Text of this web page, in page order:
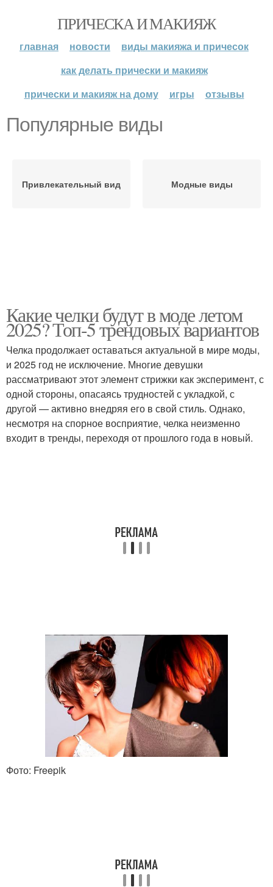
ПРИЧЕСКА И МАКИЯЖ
главная новости
виды макияжа и причесок
как делать прически и макияж
прически и макияж на дому
игры отзывы
Популярные виды
Привлекательный вид Модные виды
Какие челки будут в моде летом
2025? Топ-5 трендовых вариантов
Челка продолжает оставаться актуальной в мире моды,
и 2025 год не исключение. Многие девушки
рассматривают этот элемент стрижки как эксперимент, с
одной стороны, опасаясь трудностей с укладкой, с
другой — активно внедряя его в свой стиль. Однако,
несмотря на спорное восприятие, челка неизменно
входит в тренды, переходя от прошлого года в новый.
Фото: Freepik